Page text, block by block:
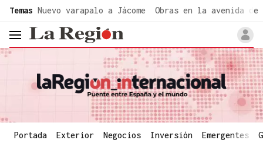
Temas Nuevo varapalo a Jácome Obras en la avenida de
header.menu.open
Portada Exterior Negocios Inversión Emergentes